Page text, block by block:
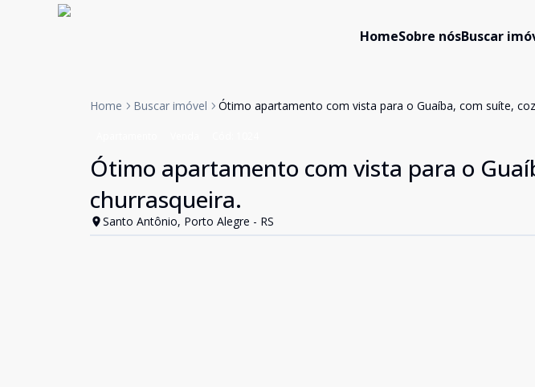
HomeSobre nósBuscar
Home Buscar imóvel Ótimo apartamento com vista para o Guaíba, com suíte,
Ótimo apartamento com vista para o
churrasqueira.
Santo Antônio, Porto Alegre - RS